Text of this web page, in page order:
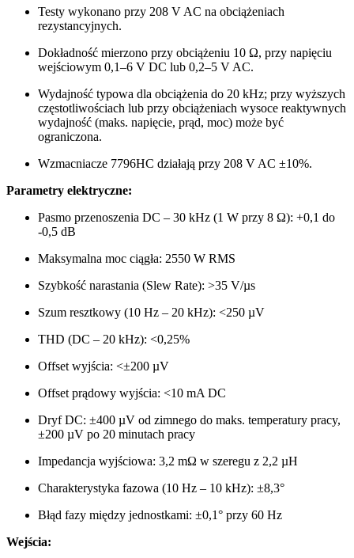
Testy wykonano przy 208 V AC na obciążeniach
rezystancyjnych.
Dokładność mierzono przy obciążeniu 10 Ω, przy napięciu
wejściowym 0,1–6 V DC lub 0,2–5 V AC.
Wydajność typowa dla obciążenia do 20 kHz; przy wyższych
częstotliwościach lub przy obciążeniach wysoce reaktywnych
wydajność (maks. napięcie, prąd, moc) może być
ograniczona.
Wzmacniacze 7796HC działają przy 208 V AC ±10%.
Parametry elektryczne:
Pasmo przenoszenia DC – 30 kHz (1 W przy 8 Ω): +0,1 do
-0,5 dB
Maksymalna moc ciągła: 2550 W RMS
Szybkość narastania (Slew Rate): >35 V/µs
Szum resztkowy (10 Hz – 20 kHz): <250 µV
THD (DC – 20 kHz): <0,25%
Offset wyjścia: <±200 µV
Offset prądowy wyjścia: <10 mA DC
Dryf DC: ±400 µV od zimnego do maks. temperatury pracy,
±200 µV po 20 minutach pracy
Impedancja wyjściowa: 3,2 mΩ w szeregu z 2,2 µH
Charakterystyka fazowa (10 Hz – 10 kHz): ±8,3°
Błąd fazy między jednostkami: ±0,1° przy 60 Hz
Wejścia: